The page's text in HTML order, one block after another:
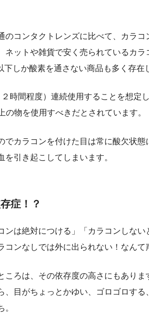
のコンタクトレンズに比べて、カラ
ネットや雑貨で安く売られているカ
下しか酸素を通さない商品も多く存在
時間程度）連続使用することを想定
の物を使用すべきだとされています。
でカラコンを付けた目は常に酸欠状
を引き起こしてしまいます。
症！？
ンは絶対につける」「カラコンしな
コンなしでは外に出られない！なんて
ころは、その依存度の高さにもあり
、目がちょっとかゆい、ゴロゴロす